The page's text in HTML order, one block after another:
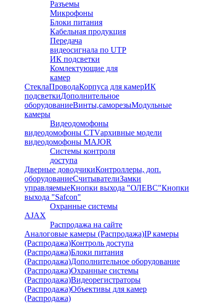
Разъемы
Микрофоны
Блоки питания
Кабельная продукция
Передача
видеосигнала по UTP
ИК подсветки
Комлектующие для
камер
СтеклаПроводаКорпуса для камерИК
подсветкиДополнительное
оборудованиеВинты,саморезыМодульные
камеры
Видеодомофоны
видеодомофоны CTVархивные модели
видеодомофоны MAJOR
Системы контроля
доступа
Дверные доводчикиКонтроллеры, доп.
оборудованиеСчитывателиЗамки
управляемыеКнопки выхода "ОЛЕВС"Кнопки
выхода "Safcon"
Охранные системы
AJAX
Распродажа на сайте
Аналоговые камеры (Распродажа)IP камеры
(Распродажа)Контроль доступа
(Распродажа)Блоки питания
(Распродажа)Дополнительное оборудование
(Распродажа)Охранные системы
(Распродажа)Видеорегистраторы
(Распродажа)Объективы для камер
(Распродажа)